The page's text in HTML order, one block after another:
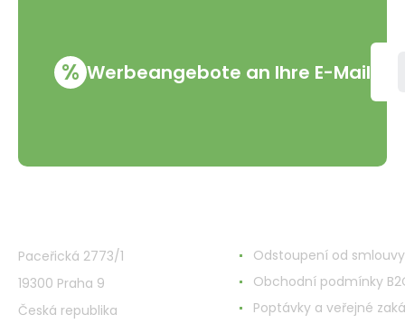
% Werbeangebote an Ihre E-Mail
Paceřická 2773/1
19300 Praha 9
Česká republika
Odstoupení od smlouvy
Obchodní podmínky
Poptávky a veřejné